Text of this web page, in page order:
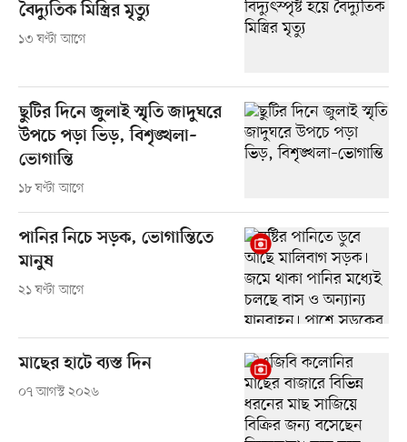
বৈদ্যুতিক মিস্ত্রির মৃত্যু
১৩ ঘণ্টা আগে
ছুটির দিনে জুলাই স্মৃতি জাদুঘরে
উপচে পড়া ভিড়, বিশৃঙ্খলা–
ভোগান্তি
১৮ ঘণ্টা আগে
পানির নিচে সড়ক, ভোগান্তিতে
মানুষ
২১ ঘণ্টা আগে
মাছের হাটে ব্যস্ত দিন
০৭ আগস্ট ২০২৬